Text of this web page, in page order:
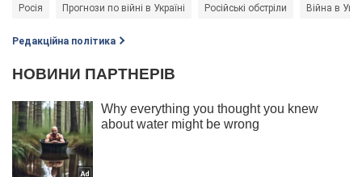
Росія Прогнози по війні в Україні Російські обстріли Війна в
Редакційна політика